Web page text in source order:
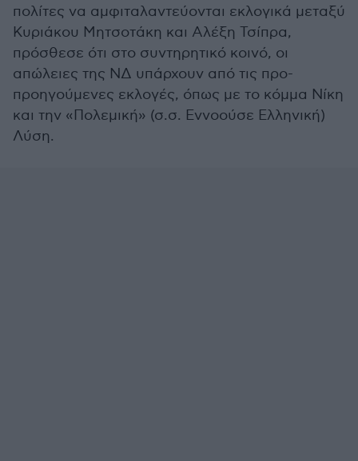
πολίτες να αμφιταλαντεύονται εκλογικά μεταξύ
Κυριάκου Μητσοτάκη και Αλέξη Τσίπρα,
πρόσθεσε ότι στο συντηρητικό κοινό, οι
απώλειες της ΝΔ υπάρχουν από τις προ-
προηγούμενες εκλογές, όπως με το κόμμα Νίκη
και την «Πολεμική» (σ.σ. Εννοούσε Ελληνική)
Λύση.